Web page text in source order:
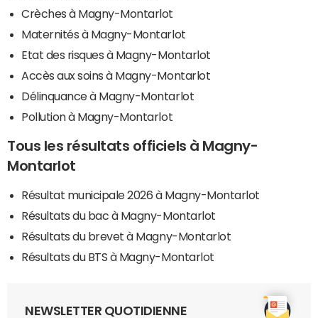
Crèches à Magny-Montarlot
Maternités à Magny-Montarlot
Etat des risques à Magny-Montarlot
Accès aux soins à Magny-Montarlot
Délinquance à Magny-Montarlot
Pollution à Magny-Montarlot
Tous les résultats officiels à Magny-
Montarlot
Résultat municipale 2026 à Magny-Montarlot
Résultats du bac à Magny-Montarlot
Résultats du brevet à Magny-Montarlot
Résultats du BTS à Magny-Montarlot
NEWSLETTER QUOTIDIENNE